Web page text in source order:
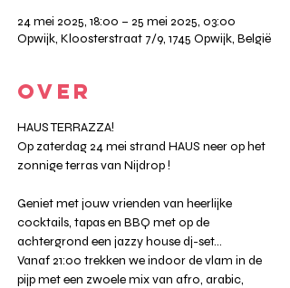
24 mei 2025, 18:00 – 25 mei 2025, 03:00
Opwijk, Kloosterstraat 7/9, 1745 Opwijk, België
OVER
HAUS TERRAZZA!
Op zaterdag 24 mei strand HAUS neer op het
zonnige terras van Nijdrop !
Geniet met jouw vrienden van heerlijke
cocktails, tapas en BBQ met op de
achtergrond een jazzy house dj-set…
Vanaf 21:00 trekken we indoor de vlam in de
pijp met een zwoele mix van afro, arabic,